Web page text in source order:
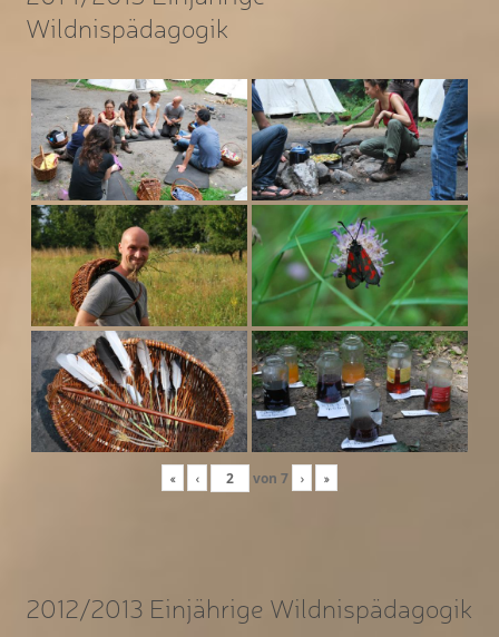
Wildnispädagogik
« ‹ von 7 › »
2012/2013 Einjährige Wildnispädagogik